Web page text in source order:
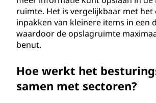
ruimte. Het is vergelijkbaar met het
inpakken van kleinere items in een
waardoor de opslagruimte
benut.
Hoe werkt het
samen met sectoren?